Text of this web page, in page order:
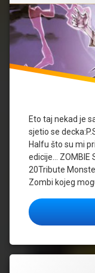
Eto taj nekad je
sjetio se
Halfu što su mi
edicije… ZOMBIE
20Tribute
Zombi kojeg